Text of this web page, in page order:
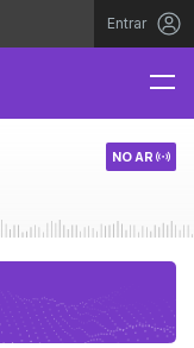
Entrar
NO AR